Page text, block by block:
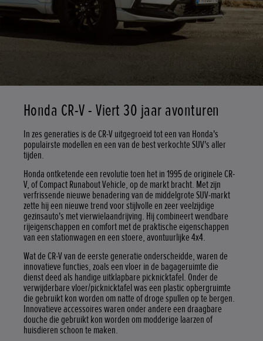
Honda CR-V - Viert 30 jaar avonturen
In zes generaties is de CR-V uitgegroeid tot een van Honda's
populairste modellen en een van de best verkochte SUV's aller
tijden.
Honda ontketende een revolutie toen het in 1995 de originele CR-
V, of Compact Runabout Vehicle, op de markt bracht. Met zijn
verfrissende nieuwe benadering van de middelgrote SUV-markt
zette hij een nieuwe trend voor stijlvolle en zeer veelzijdige
gezinsauto's met vierwielaandrijving. Hij combineert wendbare
rijeigenschappen en comfort met de praktische eigenschappen
van een stationwagen en een stoere, avontuurlijke 4x4.
Wat de CR-V van de eerste generatie onderscheidde, waren de
innovatieve functies, zoals een vloer in de bagageruimte die
dienst deed als handige uitklapbare picknicktafel. Onder de
verwijderbare vloer/picknicktafel was een plastic opbergruimte
die gebruikt kon worden om natte of droge spullen op te bergen.
Innovatieve accessoires waren onder andere een draagbare
douche die gebruikt kon worden om modderige laarzen of
huisdieren schoon te maken.